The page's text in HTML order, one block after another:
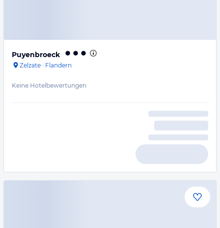
Puyenbroeck
Zelzate · Flandern
Keine Hotelbewertungen